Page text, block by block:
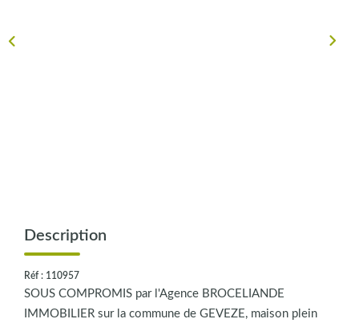
Description
Réf : 110957
SOUS COMPROMIS par l'Agence BROCELIANDE
IMMOBILIER sur la commune de GEVEZE, maison plein